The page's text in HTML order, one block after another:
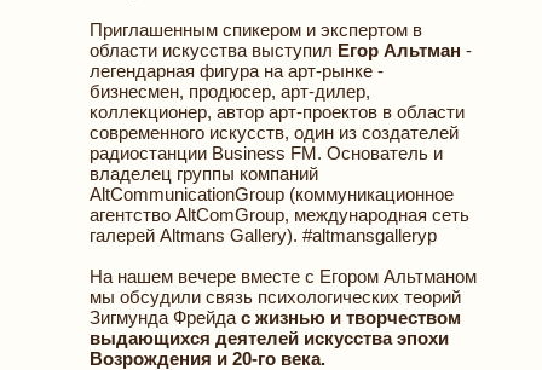
Приглашенным спикером и экспертом в
области искусства выступил Егор Альтман -
легендарная фигура на арт-рынке -
бизнесмен, продюсер, арт-дилер,
коллекционер, автор арт-проектов в области
современного искусств, один из создателей
радиостанции Business FM. Основатель и
владелец группы компаний
AltCommunicationGroup (коммуникационное
агентство AltComGroup, международная сеть
галерей Altmans Gallery). #altmansgalleryр
На нашем вечере вместе с Егором Альтманом
мы обсудили связь психологических теорий
Зигмунда Фрейда с жизнью и творчеством
выдающихся деятелей искусства эпохи
Возрождения и 20-го века.